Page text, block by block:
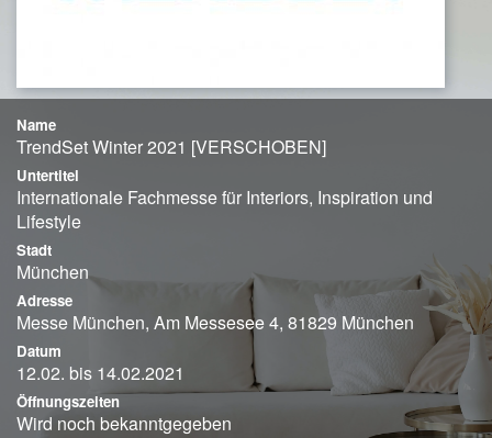
Name
TrendSet Winter 2021 [VERSCHOBEN]
Untertitel
Internationale Fachmesse für Interiors, Inspiration und
Lifestyle
Stadt
München
Adresse
Messe München, Am Messesee 4, 81829 München
Datum
12.02. bis 14.02.2021
Öffnungszeiten
Wird noch bekanntgegeben